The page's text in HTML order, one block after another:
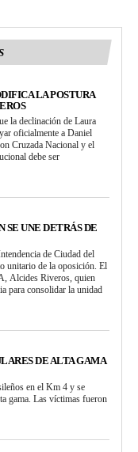
LA POSTURA
la declinación de Laura
oficialmente a Daniel
Cruzada Nacional y el
debe ser
UNE DETRÁS DE
de Ciudad del
unitario de la oposición. El
Alcides Riveros, quien
para consolidar la unidad
DE ALTA GAMA
en el Km 4 y se
gama. Las víctimas fueron